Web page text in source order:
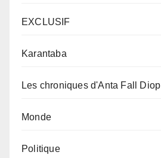
EXCLUSIF
Karantaba
Les chroniques d'Anta Fall Diop
Monde
Politique